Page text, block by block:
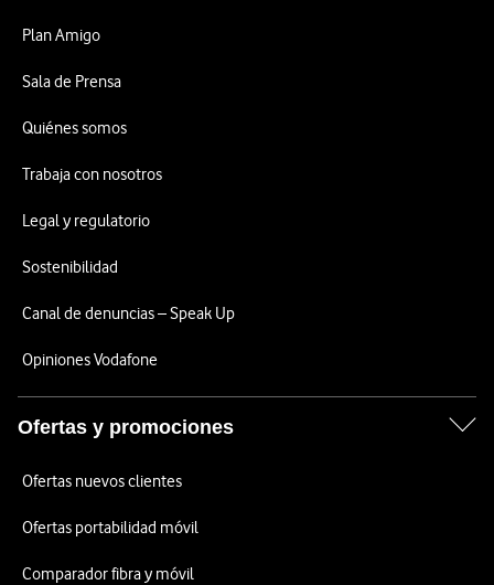
Plan Amigo
Sala de Prensa
Quiénes somos
Trabaja con nosotros
Legal y regulatorio
Sostenibilidad
Canal de denuncias – Speak Up
Opiniones Vodafone
Ofertas y promociones
Ofertas nuevos clientes
Ofertas portabilidad móvil
Comparador fibra y móvil